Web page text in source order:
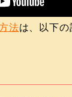
法は、以下